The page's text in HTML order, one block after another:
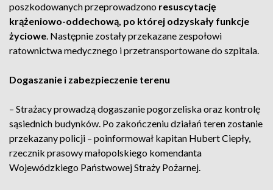
poszkodowanych przeprowadzono resuscytację
krążeniowo-oddechową, po której odzyskały funkcje
życiowe. Następnie zostały przekazane zespołowi
ratownictwa medycznego i przetransportowane do szpitala.
Dogaszanie i zabezpieczenie terenu
– Strażacy prowadzą dogaszanie pogorzeliska oraz kontrolę
sąsiednich budynków. Po zakończeniu działań teren zostanie
przekazany policji – poinformował kapitan Hubert Ciepły,
rzecznik prasowy małopolskiego komendanta
Wojewódzkiego Państwowej Straży Pożarnej.